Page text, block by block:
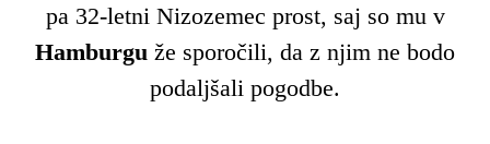
pa 32-letni Nizozemec prost, saj so mu v
Hamburgu že sporočili, da z njim ne bodo
podaljšali pogodbe.